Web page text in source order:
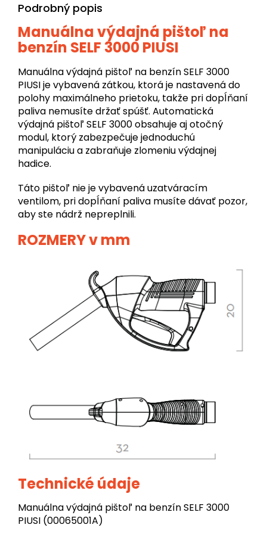
Podrobný popis
Manuálna výdajná pištoľ na
benzín SELF 3000 PIUSI
Manuálna výdajná pištoľ na benzín SELF 3000
PIUSI je vybavená zátkou, ktorá je nastavená do
polohy maximálneho prietoku, takže pri dopĺňaní
paliva nemusíte držať spúšť. Automatická
výdajná pištoľ SELF 3000 obsahuje aj otočný
modul, ktorý zabezpečuje jednoduchú
manipuláciu a zabraňuje zlomeniu výdajnej
hadice.
Táto pištoľ nie je vybavená uzatváracím
ventilom, pri dopĺňaní paliva musíte dávať pozor,
aby ste nádrž nepreplnili.
ROZMERY v mm
Technické údaje
Manuálna výdajná pištoľ na benzín SELF 3000
PIUSI (00065001A)